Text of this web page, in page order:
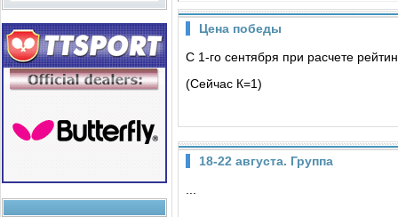
Цена победы
С 1-го сентября при расчете
(Сейчас К=1)
18-22 августа. Группа